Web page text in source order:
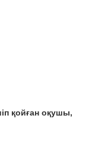
қойған оқушы,